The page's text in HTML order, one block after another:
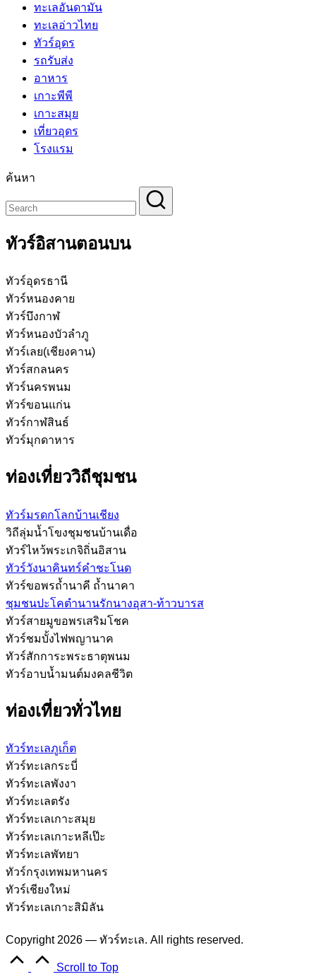
ทะเลอันดามัน
ทะเลอ่าวไทย
ทัวร์อุดร
รถรับส่ง
อาหาร
เกาะพีพี
เกาะสมุย
เที่ยวอุดร
โรงแรม
ค้นหา
ทัวร์อิสานตอนบน
ทัวร์อุดรธานี
ทัวร์หนองคาย
ทัวร์บึงกาฬ
ทัวร์หนองบัวลำภู
ทัวร์เลย(เชียงคาน)
ทัวร์สกลนคร
ทัวร์นครพนม
ทัวร์ขอนแก่น
ทัวร์กาฬสินธ์
ทัวร์มุกดาหาร
ท่องเที่ยววิถีชุมชน
ทัวร์มรดกโลกบ้านเชียง
วิถีลุ่มน้ำโขงชุมชนบ้านเดื่อ
ทัวร์ไหว้พระเกจิถิ่นอิสาน
ทัวร์วังนาคินทร์คำชะโนด
ทัวร์ขอพรถ้ำนาคี ถ้ำนาคา
ชุมชนปะโคตำนานรักนางอุสา-ท้าวบารส
ทัวร์สายมูขอพรเสริมโชค
ทัวร์ชมบั้งไฟพญานาค
ทัวร์สักการะพระธาตุพนม
ทัวร์อาบน้ำมนต์มงคลชีวิต
ท่องเที่ยวทั่วไทย
ทัวร์ทะเลภูเก็ต
ทัวร์ทะเลกระบี่
ทัวร์ทะเลพังงา
ทัวร์ทะเลตรัง
ทัวร์ทะเลเกาะสมุย
ทัวร์ทะเลเกาะหลีเป๊ะ
ทัวร์ทะเลพัทยา
ทัวร์กรุงเทพมหานคร
ทัวร์เชียงใหม่
ทัวร์ทะเลเกาะสิมิลัน
Copyright 2026 — ทัวร์ทะเล. All rights reserved.
Scroll to Top